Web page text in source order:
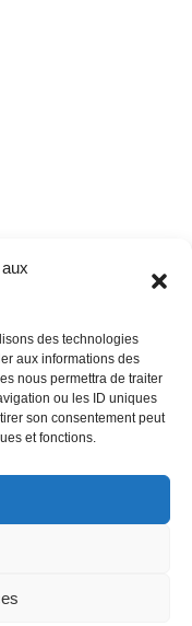
des technologies
aux informations des
nous permettra de traiter
ou les ID uniques
son consentement peut
et fonctions.